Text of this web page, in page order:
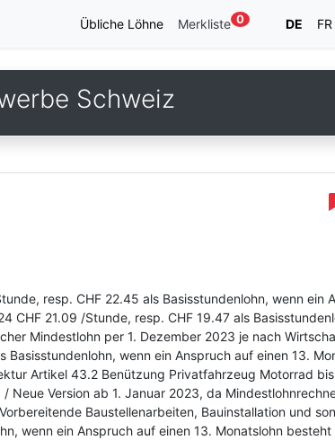
Übliche Löhne Merkliste 0 DE FR
Schweiz
resp. CHF 22.45 als Basisstundenlohn, wenn ein
21.09 /Stunde, resp. CHF 19.47 als
Mindestlohn per 1. Dezember 2023 je nach
wenn ein Anspruch auf einen 13.
Artikel 43.2 Benützung Privatfahrzeug Motorrad
Version ab 1. Januar 2023, da
Baustellenarbeiten, Bauinstallation und
wenn ein Anspruch auf einen 13. Monatslohn